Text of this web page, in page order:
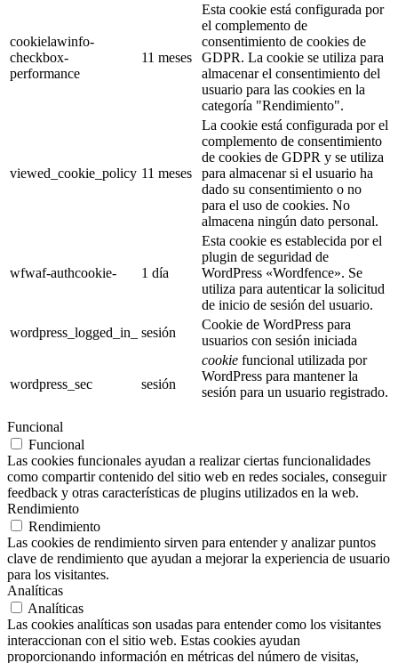
cookielawinfo-
checkbox-
performance
11 meses
Esta cookie está configurada por
el complemento de
consentimiento de cookies de
GDPR. La cookie se utiliza para
almacenar el consentimiento del
usuario para las cookies en la
categoría "Rendimiento".
viewed_cookie_policy 11 meses
La cookie está configurada por el
complemento de consentimiento
de cookies de GDPR y se utiliza
para almacenar si el usuario ha
dado su consentimiento o no
para el uso de cookies. No
almacena ningún dato personal.
wfwaf-authcookie- 1 día
Esta cookie es establecida por el
plugin de seguridad de
WordPress «Wordfence». Se
utiliza para autenticar la solicitud
de inicio de sesión del usuario.
wordpress_logged_in_
sesión
Cookie de WordPress para
usuarios con sesión iniciada
wordpress_sec sesión
cookie funcional utilizada por
WordPress para mantener la
sesión para un usuario registrado.
Funcional
Funcional
Las cookies funcionales ayudan a realizar ciertas funcionalidades
como compartir contenido del sitio web en redes sociales, conseguir
feedback y otras características de plugins utilizados en la web.
Rendimiento
Rendimiento
Las cookies de rendimiento sirven para entender y analizar puntos
clave de rendimiento que ayudan a mejorar la experiencia de usuario
para los visitantes.
Analíticas
Analíticas
Las cookies analíticas son usadas para entender como los visitantes
interaccionan con el sitio web. Estas cookies ayudan
proporcionando información en métricas del número de visitas,